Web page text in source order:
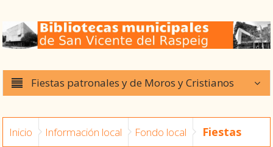
Fiestas patronales y de Moros y Cristianos
Inicio Información local Fondo local
Fiestas